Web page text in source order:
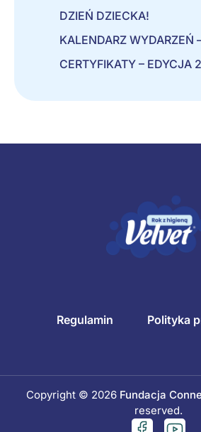
DZIEŃ DZIECKA!
KALENDARZ WYDARZEŃ
CERTYFIKATY –
Regulamin Polityka
Copyright © 2026 Fundacja
reserved.